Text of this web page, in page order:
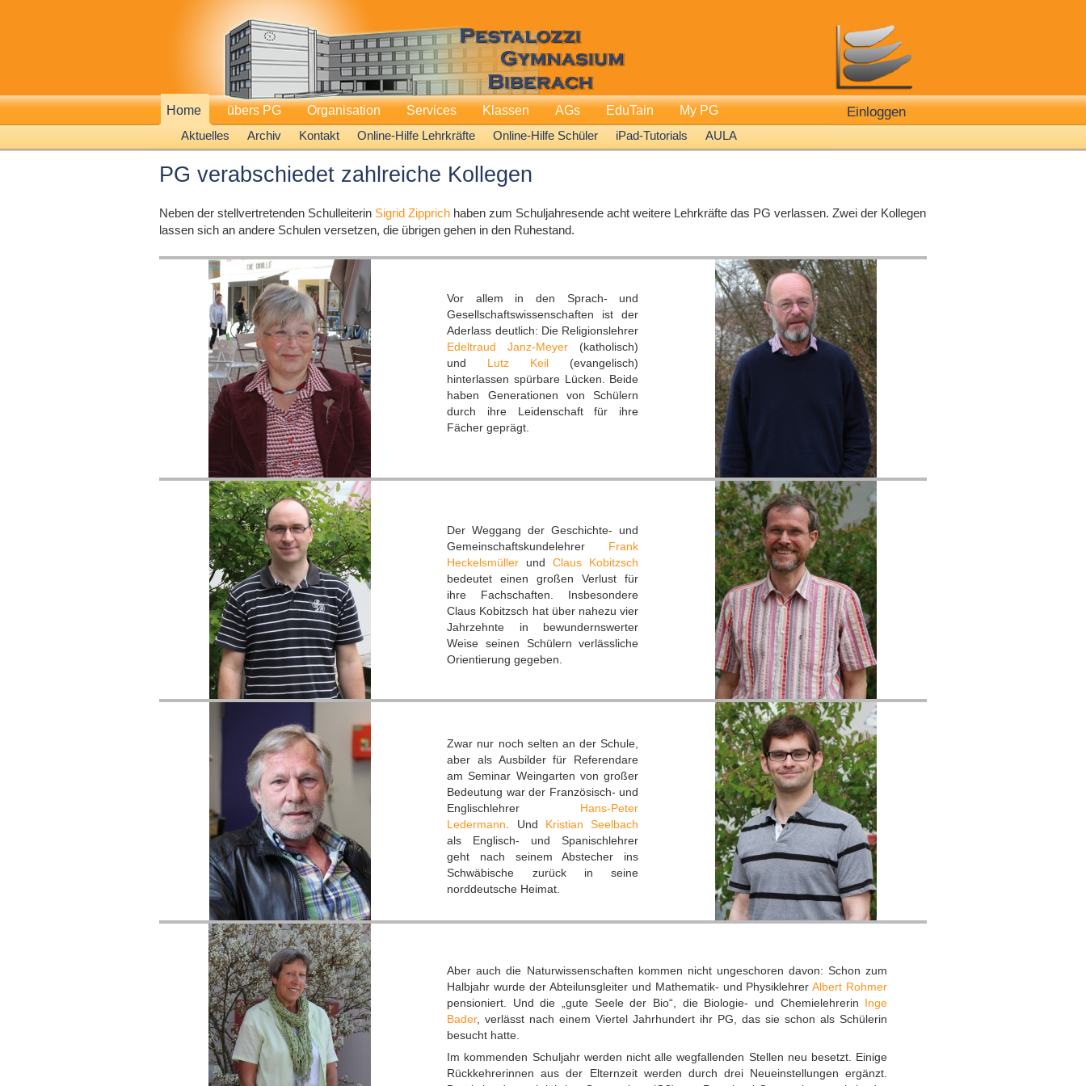
Home
Aktuelles
Archiv Kontakt Online-Hilfe Lehrkräfte Online-Hilfe Schüler iPad-Tutorials AULA
übers PG Organisation Services Klassen AGs EduTain My PG Einloggen
PG verabschiedet zahlreiche Kollegen
Neben der stellvertretenden Schulleiterin Sigrid Zipprich haben zum Schuljahresende acht weitere Lehrkräfte das PG verlassen. Zwei der Kollegen
lassen sich an andere Schulen versetzen, die übrigen gehen in den Ruhestand.
Vor allem in den Sprach- und
Gesellschaftswissenschaften ist der
Aderlass deutlich: Die Religionslehrer
Edeltraud Janz-Meyer (katholisch)
und Lutz Keil (evangelisch)
hinterlassen spürbare Lücken. Beide
haben Generationen von Schülern
durch ihre Leidenschaft für ihre
Fächer geprägt.
Der Weggang der Geschichte- und
Gemeinschaftskundelehrer Frank
Heckelsmüller undClaus Kobitzsch
bedeutet einen großen Verlust für
ihre Fachschaften. Insbesondere
Claus Kobitzsch hat über nahezu vier
Jahrzehnte in bewundernswerter
Weise seinen Schülern verlässliche
Orientierung gegeben.
Zwar nur noch selten an der Schule,
aber als Ausbilder für Referendare
am Seminar Weingarten von großer
Bedeutung war der Französisch- und
Englischlehrer Hans-Peter
Ledermann . Und Kristian Seelbach
als Englisch- und Spanischlehrer
geht nach seinem Abstecher ins
Schwäbische zurück in seine
norddeutsche Heimat.
Aber auch die Naturwissenschaften kommen nicht ungeschoren davon: Schon zum
Halbjahr wurde der Abteilunsgleiter und Mathematik- und PhysiklehrerAlbert Rohmer
pensioniert. Und die „gute Seele der Bio“, die Biologie- und Chemielehrerin Inge
Bader, verlässt nach einem Viertel Jahrhundert ihr PG, das sie schon als Schülerin
besucht hatte.
Im kommenden Schuljahr werden nicht alle wegfallenden Stellen neu besetzt. Einige
Rückkehrerinnen aus der Elternzeit werden durch drei Neueinstellungen ergänzt.